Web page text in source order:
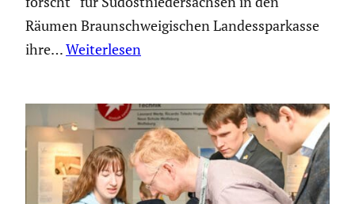
Räumen Braun­schwei­gi­schen Landes­spar­kasse
ihre…Weiterlesen